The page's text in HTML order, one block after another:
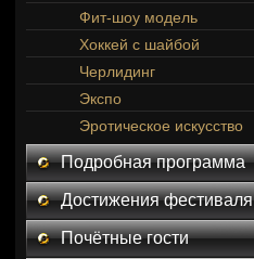
Фит-шоу модель
Хоккей с шайбой
Черлидинг
Экспо
Эротическое искусство
Подробная программа
Достижения фестиваля
Почётные гости